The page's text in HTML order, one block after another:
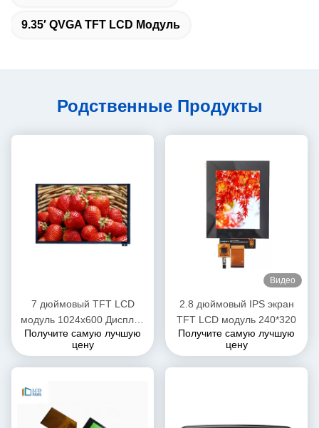
9.35′ QVGA TFT LCD Модуль
Родственные Продукты
7 дюймовый TFT LCD
модуль 1024x600 Дисплей
для автомобилей с CPT
Touch IPS широким углом
просмотра
Получите самую лучшую
цену
Видео
2.8 дюймовый IPS экран
TFT LCD модуль 240*320
Получите самую лучшую
цену